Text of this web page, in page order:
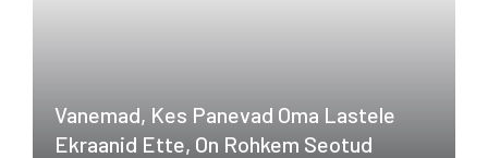
Vanemad, Kes Panevad Oma Lastele
Ekraanid Ette, On Rohkem Seotud